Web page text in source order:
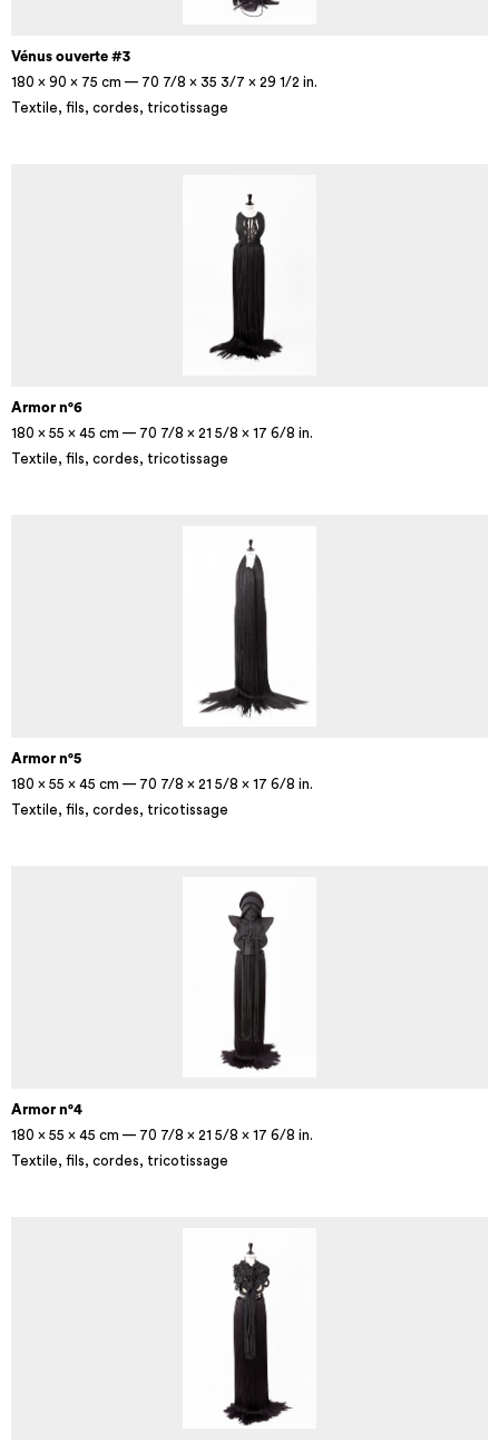
Vénus ouverte #3
180 × 90 × 75 cm — 70 7/8 × 35 3/7 × 29 1/2 in.
Textile, fils, cordes, tricotissage
Armor n°6
180 × 55 × 45 cm — 70 7/8 × 21 5/8 × 17 6/8 in.
Textile, fils, cordes, tricotissage
Armor n°5
180 × 55 × 45 cm — 70 7/8 × 21 5/8 × 17 6/8 in.
Textile, fils, cordes, tricotissage
Armor n°4
180 × 55 × 45 cm — 70 7/8 × 21 5/8 × 17 6/8 in.
Textile, fils, cordes, tricotissage